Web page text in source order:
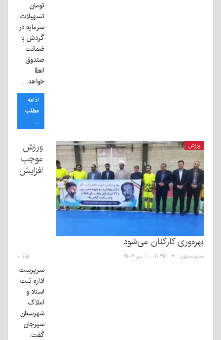
تومان
تسهیلات
سرمایه در
گردش با
ضمانت
صندوق
اعطا
خواهد…
ادامه
مطلب
...
ورزش
ورزش
موجب
افزایش
بهره‌وری کارکنان می‌شود
مدیرمسئول ۱۱:۲۴ - ۱ تیر ۱۴۰۲
سرپرست
اداره ثبت
اسناد و
املاک
شهرستان
سیرجان
گفت: